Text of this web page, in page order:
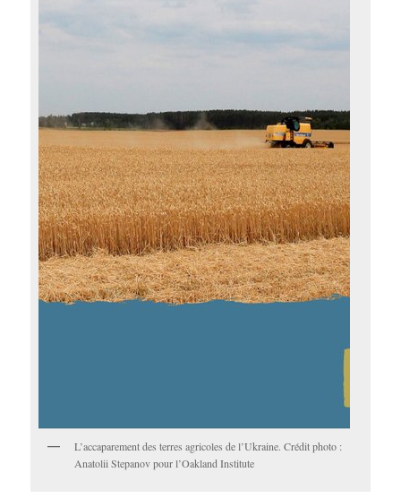
L’accaparement des terres agricoles de l’Ukraine. Crédit photo :
Anatolii Stepanov pour l’Oakland Institute